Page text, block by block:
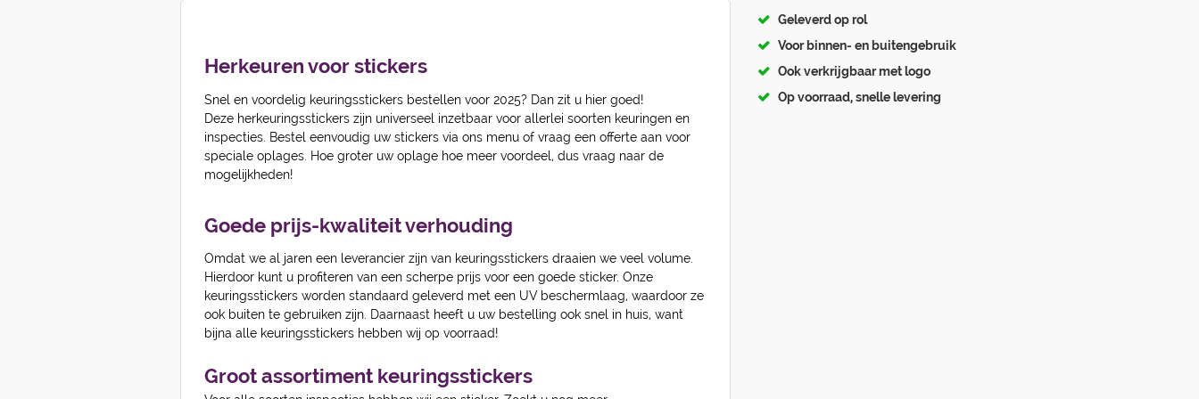
Herkeuren voor stickers
Snel en voordelig keuringsstickers bestellen voor 2025? Dan zit u hier goed!
Deze herkeuringsstickers zijn universeel inzetbaar voor allerlei soorten keuringen en
inspecties. Bestel eenvoudig uw stickers via ons menu of vraag een offerte aan voor
speciale oplages. Hoe groter uw oplage hoe meer voordeel, dus vraag naar de
mogelijkheden!
Goede prijs-kwaliteit verhouding
Omdat we al jaren een leverancier zijn van keuringsstickers draaien we veel volume.
Hierdoor kunt u profiteren van een scherpe prijs voor een goede sticker. Onze
keuringsstickers worden standaard geleverd met een UV beschermlaag, waardoor ze
ook buiten te gebruiken zijn. Daarnaast heeft u uw bestelling ook snel in huis, want
bijna alle keuringsstickers hebben wij op voorraad!
Groot assortiment keuringsstickers
Geleverd op rol
Voor binnen- en buitengebruik
Ook verkrijgbaar met logo
Op voorraad, snelle levering